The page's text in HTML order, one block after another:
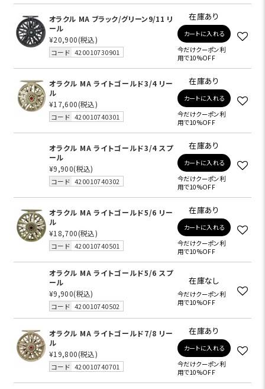
オラクル MA ブラック/グリーン9/11 リ
ール
¥20,900(税込)
コード 420010730901
在庫あり
カートに入れる
今だけクーポン利
用で10%OFF
オラクル MA ライトゴールド3/4 リー
ル
¥17,600(税込)
コード 420010740301
在庫あり
カートに入れる
今だけクーポン利
用で10%OFF
オラクル MA ライトゴールド3/4 スプ
ール
¥9,900(税込)
コード 420010740302
在庫あり
カートに入れる
今だけクーポン利
用で10%OFF
オラクル MA ライトゴールド5/6 リー
ル
¥18,700(税込)
コード 420010740501
在庫あり
カートに入れる
今だけクーポン利
用で10%OFF
オラクル MA ライトゴールド5/6 スプ
ール
¥9,900(税込)
コード 420010740502
在庫なし
今だけクーポン利
用で10%OFF
オラクル MA ライトゴールド7/8 リー
ル
¥19,800(税込)
コード 420010740701
在庫あり
カートに入れる
今だけクーポン利
用で10%OFF